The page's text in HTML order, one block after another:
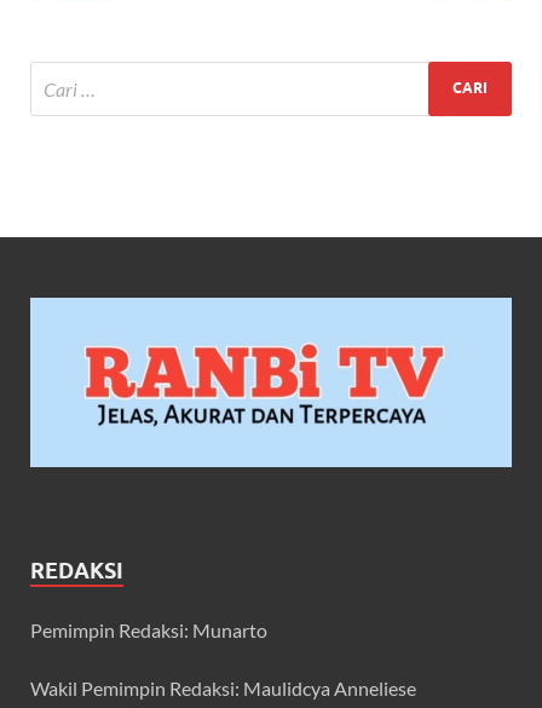
REDAKSI
Pemimpin Redaksi: Munarto
Wakil Pemimpin Redaksi: Maulidcya Anneliese